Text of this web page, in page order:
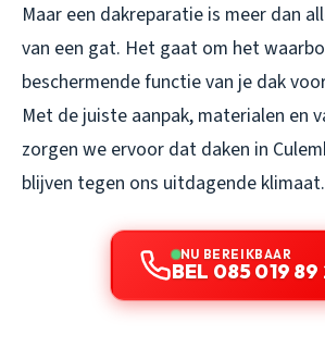
Maar een dakreparatie is meer dan
van een gat. Het gaat om het
beschermende functie van je dak
Met de juiste aanpak, materialen en
zorgen we ervoor dat daken in
blijven tegen ons uitdagende klimaat.
NU BEREIKBAAR
BEL 085 019 89